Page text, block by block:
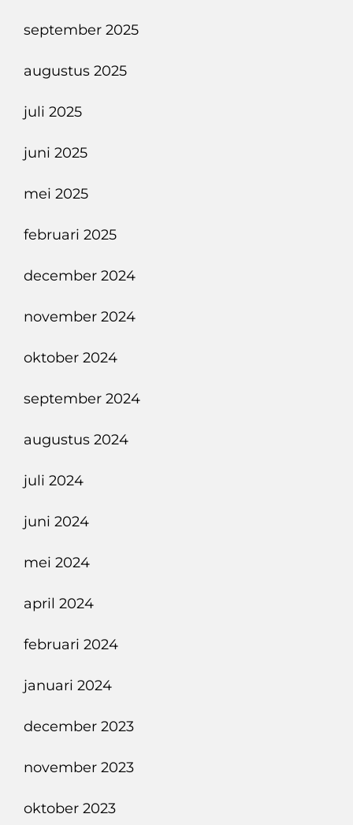
september 2025
augustus 2025
juli 2025
juni 2025
mei 2025
februari 2025
december 2024
november 2024
oktober 2024
september 2024
augustus 2024
juli 2024
juni 2024
mei 2024
april 2024
februari 2024
januari 2024
december 2023
november 2023
oktober 2023